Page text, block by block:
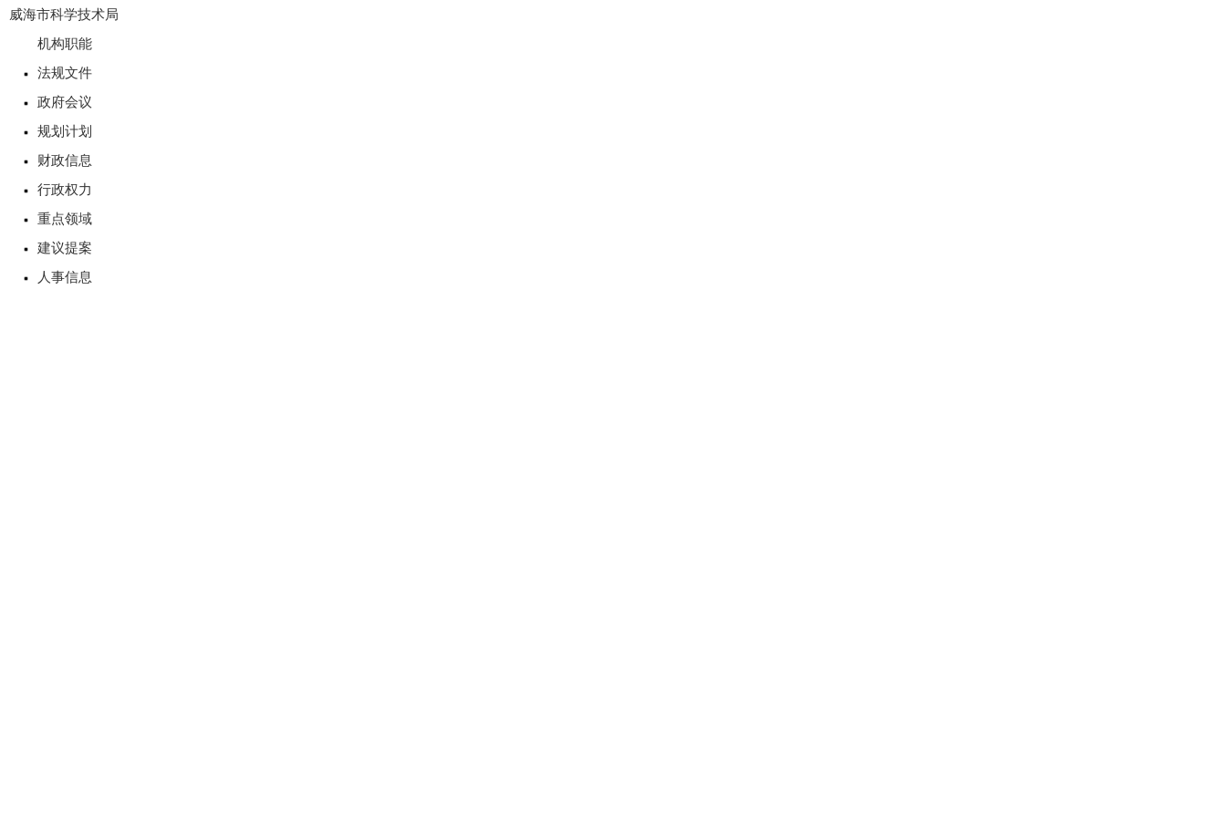
威海市科学技术局
机构职能
法规文件
政府会议
规划计划
财政信息
行政权力
重点领域
建议提案
人事信息